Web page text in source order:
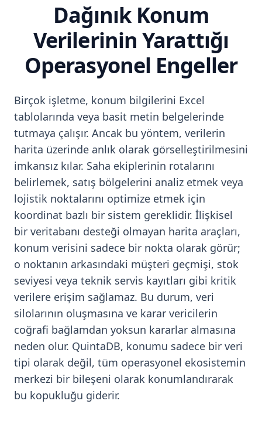
Dağınık Konum
Verilerinin Yarattığı
Operasyonel Engeller
Birçok işletme, konum bilgilerini Excel
tablolarında veya basit metin belgelerinde
tutmaya çalışır. Ancak bu yöntem, verilerin
harita üzerinde anlık olarak görselleştirilmesini
imkansız kılar. Saha ekiplerinin rotalarını
belirlemek, satış bölgelerini analiz etmek veya
lojistik noktalarını optimize etmek için
koordinat bazlı bir sistem gereklidir. İlişkisel
bir veritabanı desteği olmayan harita araçları,
konum verisini sadece bir nokta olarak görür;
o noktanın arkasındaki müşteri geçmişi, stok
seviyesi veya teknik servis kayıtları gibi kritik
verilere erişim sağlamaz. Bu durum, veri
silolarının oluşmasına ve karar vericilerin
coğrafi bağlamdan yoksun kararlar almasına
neden olur. QuintaDB, konumu sadece bir veri
tipi olarak değil, tüm operasyonel ekosistemin
merkezi bir bileşeni olarak konumlandırarak
bu kopukluğu giderir.